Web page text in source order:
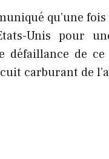
qu’une
Unis pour
défaillance de
carburant de